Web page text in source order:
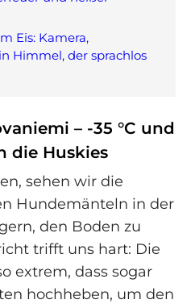
Eis: Kamera,
Himmel, der sprachlos
– -35 °C und
die Huskies
sehen wir die
Hundemänteln in der
den Boden zu
trifft uns hart: Die
extrem, dass sogar
hochheben, um den